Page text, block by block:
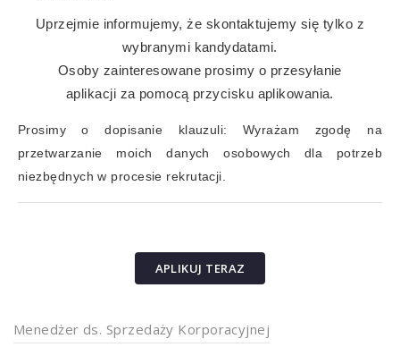
Uprzejmie informujemy, że skontaktujemy się tylko z
wybranymi kandydatami.
Osoby zainteresowane prosimy o przesyłanie
aplikacji za pomocą przycisku aplikowania.
Prosimy o dopisanie klauzuli: Wyrażam zgodę na
przetwarzanie moich danych osobowych dla potrzeb
niezbędnych w procesie rekrutacji.
APLIKUJ TERAZ
Menedżer ds. Sprzedaży Korporacyjnej